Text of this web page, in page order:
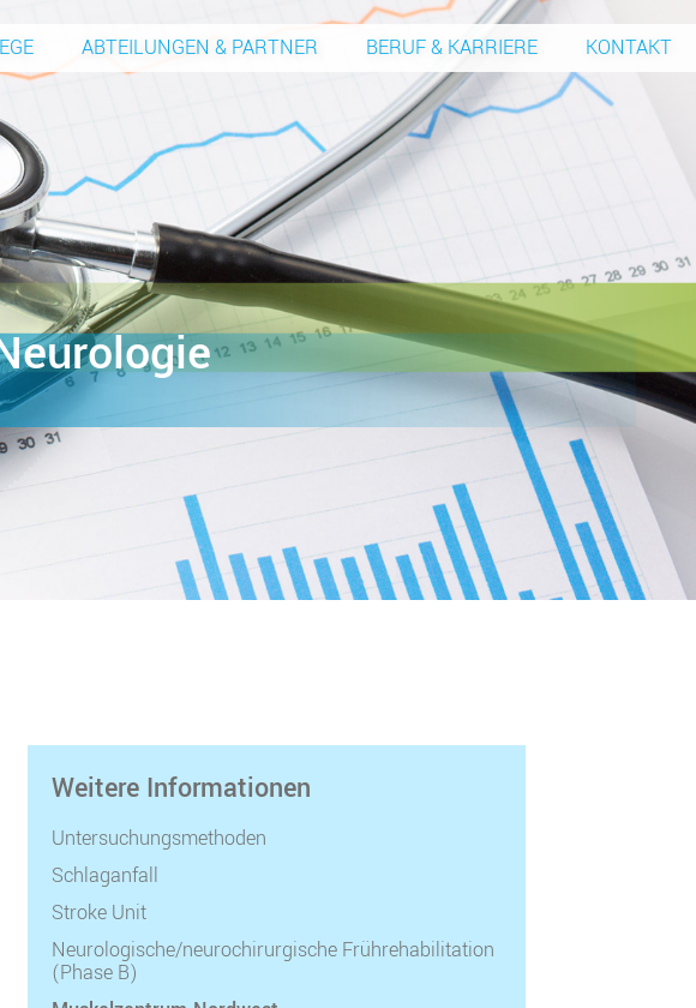
ABTEILUNGEN & PARTNER BERUF & KARRIERE KONTAKT
Weitere Informationen
Untersuchungsmethoden
Schlaganfall
Stroke Unit
Neurologische/neurochirurgische Frührehabilitation
(Phase B)